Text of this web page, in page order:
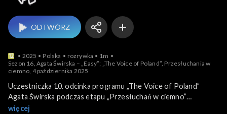
ODTWÓRZ
2025 Polska rozrywka
1m
Sezon 16, Agata Świrska – „Easy”; „The Voice of Poland”, Przesłuchania w
ciemno, 4 października 2025
Uczestniczka 10. odcinka programu „The Voice of Poland”
Agata Świrska podczas etapu „Przesłuchań w ciemno”
postanowiła zaśpiewać piosenkę „Easy”. Ten utwór zyskał
więcej